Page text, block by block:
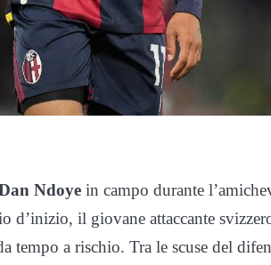
Ndoye in campo durante
d’inizio, il giovane attaccante
tempo a rischio. Tra le scuse del